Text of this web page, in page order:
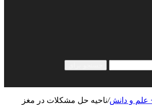
علم و دانش/ناحیه حل مشکلات در مغز